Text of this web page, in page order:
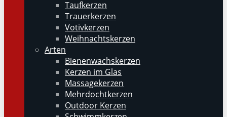
Taufkerzen
Trauerkerzen
Votivkerzen
Weihnachtskerzen
Arten
Bienenwachskerzen
Kerzen im Glas
Massagekerzen
Mehrdochtkerzen
Outdoor Kerzen